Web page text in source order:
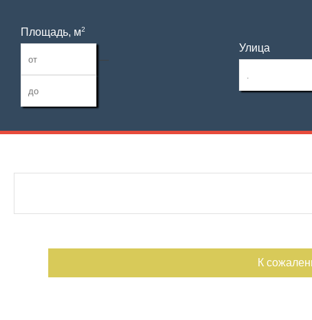
Площадь, м2
—
Улица
К